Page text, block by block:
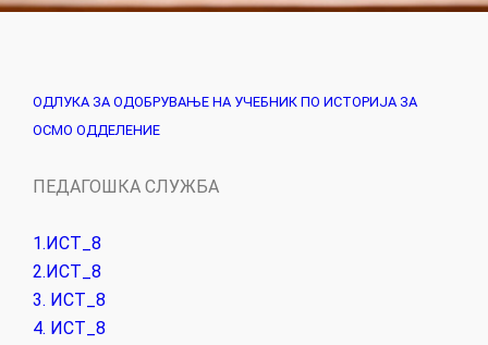
ОДЛУКА ЗА ОДОБРУВАЊЕ НА УЧЕБНИК ПО ИСТОРИЈА ЗА
ОСМО ОДДЕЛЕНИЕ
ПЕДАГОШКА СЛУЖБА
1.ИСТ_8
2.ИСТ_8
3. ИСТ_8
4. ИСТ_8